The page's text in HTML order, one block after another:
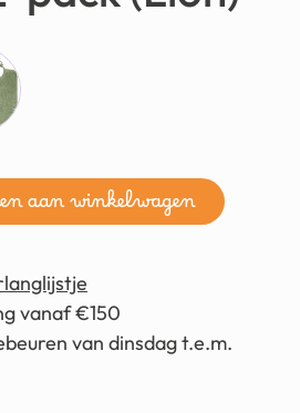
aan winkelwagen
vanaf €150
van dinsdag t.e.m.